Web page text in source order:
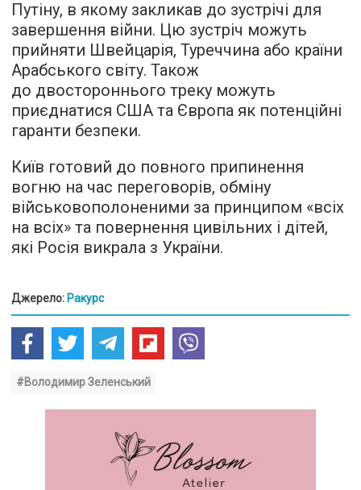
Путіну, в якому закликав до зустрічі для
завершення війни. Цю зустріч можуть
прийняти Швейцарія, Туреччина або країни
Арабського світу. Також
до двостороннього треку можуть
приєднатися США та Європа як потенційні
гаранти безпеки.
Київ готовий до повного припинення
вогню на час переговорів, обміну
військовополоненими за принципом «всіх
на всіх» та повернення цивільних і дітей,
які Росія викрала з України.
Джерело: Ракурс
#Володимир Зеленський